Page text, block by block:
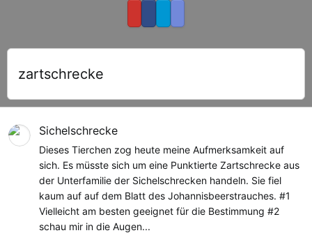
zartschrecke
Sichelschrecke
Dieses Tierchen zog heute meine Aufmerksamkeit auf
sich. Es müsste sich um eine Punktierte Zartschrecke aus
der Unterfamilie der Sichelschrecken handeln. Sie fiel
kaum auf auf dem Blatt des Johannisbeerstrauches. #1
Vielleicht am besten geeignet für die Bestimmung #2
schau mir in die Augen...